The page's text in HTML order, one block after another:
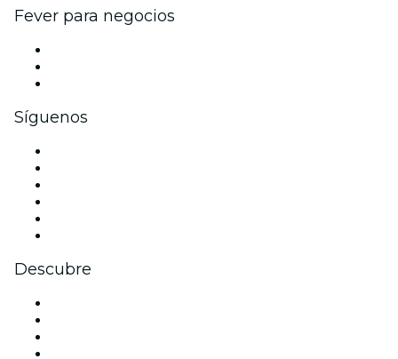
Fever para negocios
Síguenos
Descubre